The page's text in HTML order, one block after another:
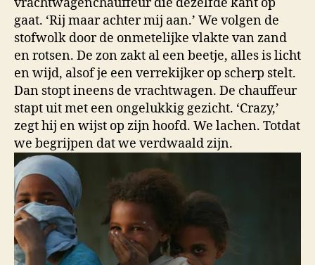
gaat. ‘Rij maar achter mij aan.’ We volgen de
stofwolk door de onmetelijke vlakte van zand
en rotsen. De zon zakt al een beetje, alles is licht
en wijd, alsof je een verrekijker op scherp stelt.
Dan stopt ineens de vrachtwagen. De chauffeur
stapt uit met een ongelukkig gezicht. ‘Crazy,’
zegt hij en wijst op zijn hoofd. We lachen. Totdat
we begrijpen dat we verdwaald zijn.